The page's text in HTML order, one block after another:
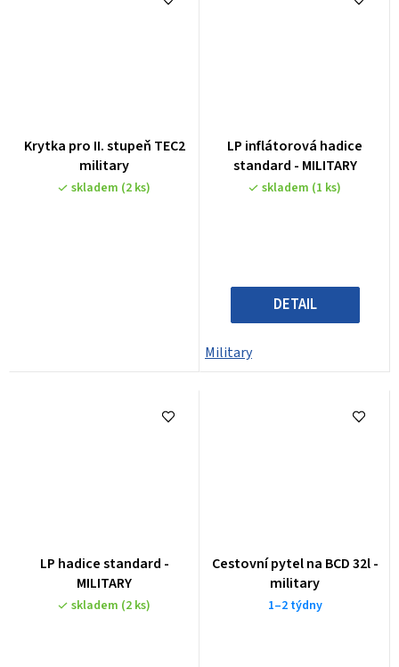
Krytka pro II. stupeň TEC2
military
skladem (2 ks)
LP inflátorová hadice
standard - MILITARY
skladem (1 ks)
DETAIL
Military
LP hadice standard -
MILITARY
skladem (2 ks)
Cestovní pytel na BCD 32l -
military
1–2 týdny